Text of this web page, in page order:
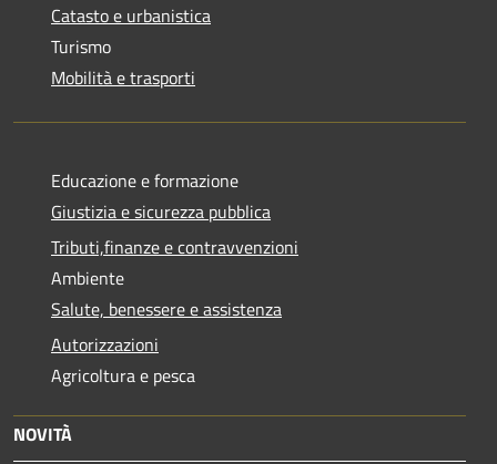
Catasto e urbanistica
Turismo
Mobilità e trasporti
Educazione e formazione
Giustizia e sicurezza pubblica
Tributi,finanze e contravvenzioni
Ambiente
Salute, benessere e assistenza
Autorizzazioni
Agricoltura e pesca
NOVITÀ